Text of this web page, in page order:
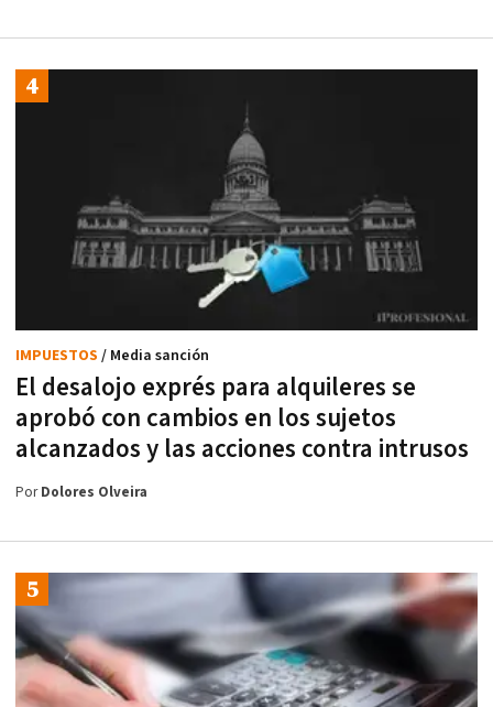
El desalojo exprés para alquileres se
aprobó con cambios en los sujetos
alcanzados y las acciones contra intrusos
IMPUESTOS / Media sanción
PorDolores Olveira